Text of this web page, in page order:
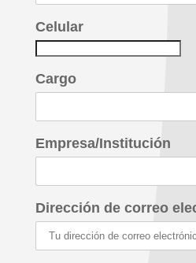
Celular
Cargo
Empresa/Institución
Dirección de correo